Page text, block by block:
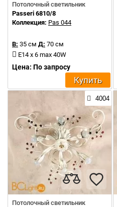
Потолочный светильник
Passeri 6810/8
Коллекция: Pas 044
В: 35 см Д: 70 см
E14 x 6 max 40W
Цена: По запросу
Купить
4004
Потолочный светильник